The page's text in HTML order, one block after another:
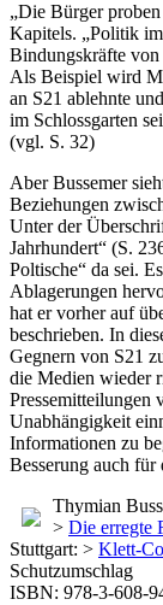
„Die Bürger
Kapitels. „Politik
Bindungskräfte
Als Beispiel wird
an S21 ablehnte
im Schlossgarten
(vgl. S. 32)
Aber Bussemer
Beziehungen
Unter der
Jahrhundert“ (S.
Poltische“ da sei.
Ablagerungen
hat er vorher auf
beschrieben. In
Gegnern von S21
die Medien wieder
Pressemitteilungen
Unabhängigkeit
Informationen zu
Besserung auch für
Thymian
> Die erregte
Stuttgart: > Klett-
Schutzumschlag
ISBN: 978-3-608-